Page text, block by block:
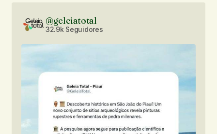
@geleiatotal
32.9k Seguidores